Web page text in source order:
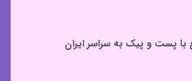
با پست و پیک به سراسر ایران